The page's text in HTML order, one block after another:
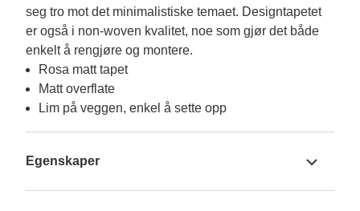
seg tro mot det minimalistiske temaet. Designtapetet
er også i non-woven kvalitet, noe som gjør det både
enkelt å rengjøre og montere.
Rosa matt tapet
Matt overflate
Lim på veggen, enkel å sette opp
Egenskaper